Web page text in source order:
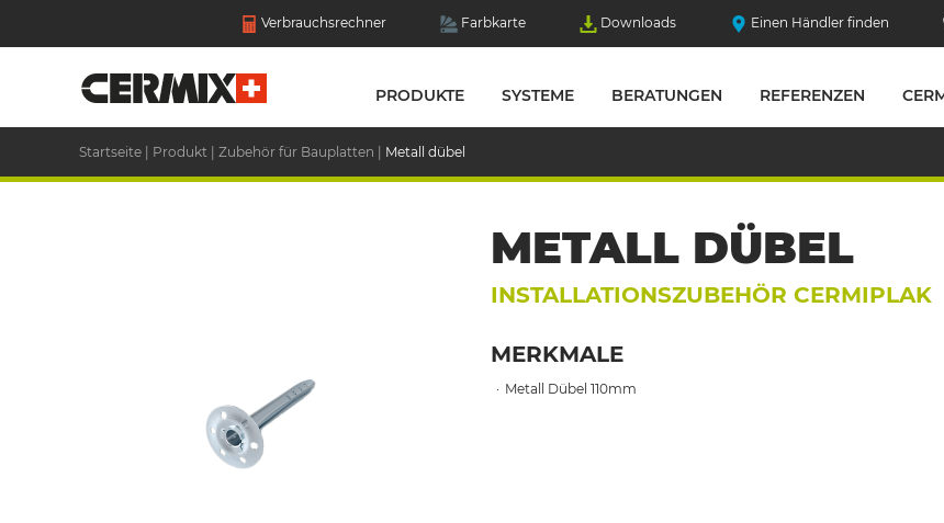
Verbrauchsrechner Farbkarte Downloads Einen Händler finden
PRODUKTE SYSTEME BERATUNGEN REFERENZEN
Startseite Produkt Zubehör für Bauplatten Metall dübel
METALL DÜBEL
INSTALLATIONSZUBEHÖR CERMIPLAK
MERKMALE
Metall Dübel 110mm